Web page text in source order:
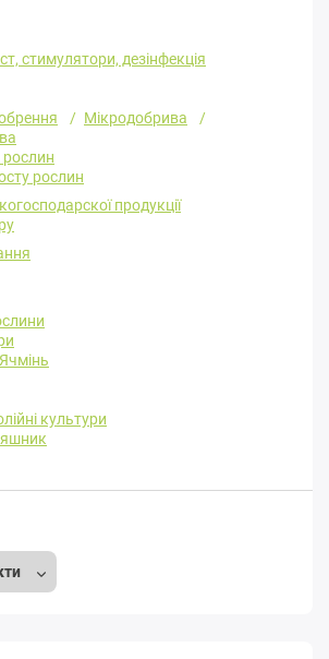
стимулятори, дезінфекція
Мікродобрива
рослин
рослин
продукції
Ячмінь
культури